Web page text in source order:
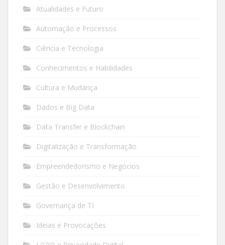
Atualidades e Futuro
Automação e Processos
Ciência e Tecnologia
Conhecimentos e Habilidades
Cultura e Mudança
Dados e Big Data
Data Transfer e Blockchain
Digitalização e Transformação
Empreendedorismo e Negócios
Gestão e Desenvolvimento
Governança de TI
Ideias e Provocações